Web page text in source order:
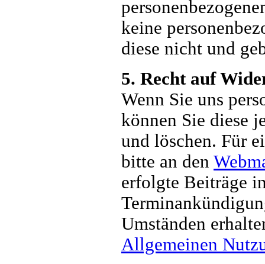
keine
diese nicht und
5. Recht auf
Wenn Sie uns
können Sie diese
und löschen. Für
bitte an den
erfolgte Beiträge
Umständen
Allgemeinen